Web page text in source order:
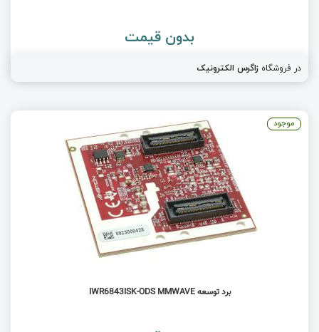
بدون قیمت
در فروشگاه زاگرس الکترونیک
برد توسعه IWR6843ISK-ODS MMWAVE
موجود